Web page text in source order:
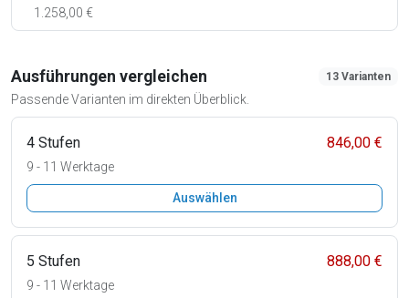
1.258,00 €
Ausführungen vergleichen
Passende Varianten im direkten Überblick.
13 Varianten
4 Stufen 846,00 €
9 - 11 Werktage
Auswählen
5 Stufen 888,00 €
9 - 11 Werktage